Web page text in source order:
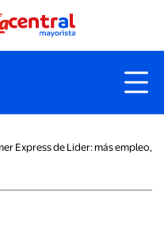
Express de Lider: más empleo,